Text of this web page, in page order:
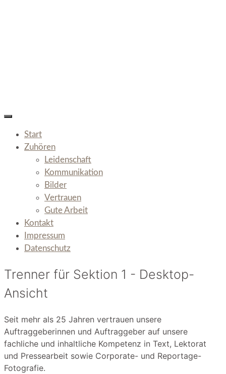
Start
Zuhören
Leidenschaft
Kommunikation
Bilder
Vertrauen
Gute Arbeit
Kontakt
Impressum
Datenschutz
Trenner für Sektion 1 - Desktop-
Ansicht
Seit mehr als 25 Jahren vertrauen unsere
Auftraggeberinnen und Auftraggeber auf unsere
fachliche und inhaltliche Kompetenz in Text, Lektorat
und Pressearbeit sowie Corporate- und Reportage-
Fotografie.